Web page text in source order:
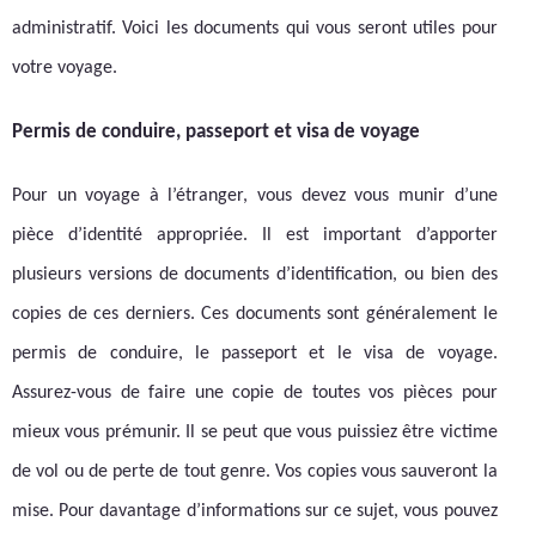
administratif. Voici les documents qui vous seront utiles pour
votre voyage.
Permis de conduire, passeport et visa de voyage
Pour un voyage à l’étranger, vous devez vous munir d’une
pièce d’identité appropriée. Il est important d’apporter
plusieurs versions de documents d’identification, ou bien des
copies de ces derniers. Ces documents sont généralement le
permis de conduire, le passeport et le visa de voyage.
Assurez-vous de faire une copie de toutes vos pièces pour
mieux vous prémunir. Il se peut que vous puissiez être victime
de vol ou de perte de tout genre. Vos copies vous sauveront la
mise. Pour davantage d’informations sur ce sujet, vous pouvez